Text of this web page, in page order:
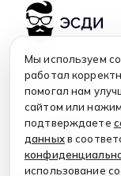
Copyright ©
ООО "ЭСДИ"
Все права
соглашение
Согласие на
персональных
Мы используем
работал
помогал нам
сайтом или
подтверждаете
данныхв
использование